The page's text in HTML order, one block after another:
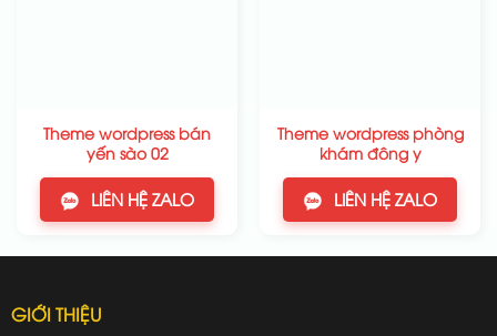
Theme wordpress bán
yến sào 02
LIÊN HỆ ZALO
Theme wordpress phòng
khám đông y
LIÊN HỆ ZALO
GIỚI THIỆU